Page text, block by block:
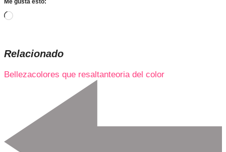
Cargando...
Relacionado
Bellezacolores que resaltanteoria del color